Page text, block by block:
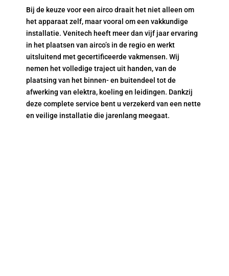
Bij de keuze voor een airco draait het niet alleen om
het apparaat zelf, maar vooral om een vakkundige
installatie. Venitech heeft meer dan vijf jaar ervaring
in het plaatsen van airco’s in de regio en werkt
uitsluitend met gecertificeerde vakmensen. Wij
nemen het volledige traject uit handen, van de
plaatsing van het binnen- en buitendeel tot de
afwerking van elektra, koeling en leidingen. Dankzij
deze complete service bent u verzekerd van een nette
en veilige installatie die jarenlang meegaat.